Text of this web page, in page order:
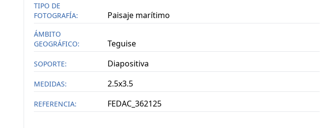
TIPO DE
FOTOGRAFÍA:
Paisaje marítimo
ÁMBITO
GEOGRÁFICO:
Teguise
SOPORTE: Diapositiva
MEDIDAS: 2.5x3.5
REFERENCIA: FEDAC_362125